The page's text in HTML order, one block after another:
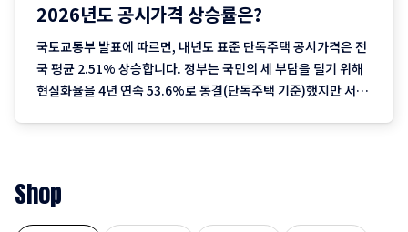
2026년도 공시가격 상승률은?
국토교통부 발표에 따르면, 내년도 표준 단독주택 공시가격은 전
국 평균 2.51% 상승합니다. 정부는 국민의 세 부담을 덜기 위해
현실화율을 4년 연속 53.6%로 동결(단독주택 기준)했지만 서울
Shop